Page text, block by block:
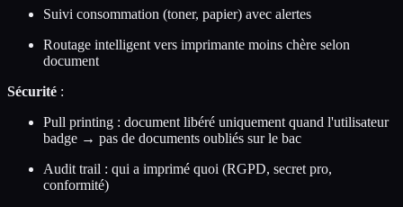
Suivi consommation (toner, papier) avec alertes
Routage intelligent vers imprimante moins chère selon
document
Sécurité :
Pull printing : document libéré uniquement quand l'utilisateur
badge → pas de documents oubliés sur le bac
Audit trail : qui a imprimé quoi (RGPD, secret pro,
conformité)